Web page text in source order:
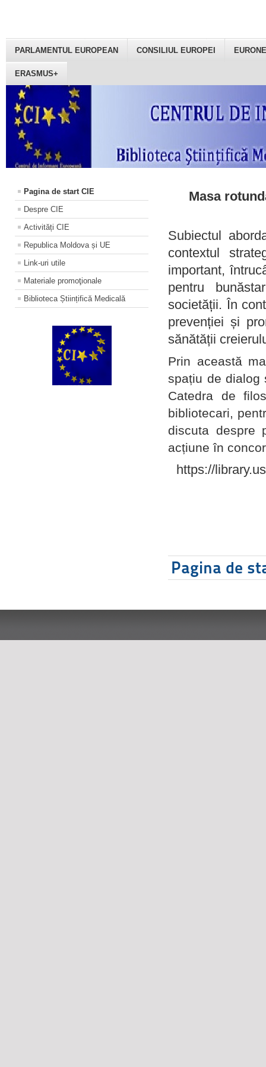
PARLAMENTUL EUROPEAN CONSILIUL EUROPEI
ERASMUS+
Pagina de start CIE
Despre CIE
Activități CIE
Republica Moldova și UE
Link-uri utile
Materiale promoţionale
Biblioteca Științifică Medicală
Masa
Subiectul
contextul
important,
pentru
societății. În
prevenției și
sănătății
Prin această
spațiu de dialog
Catedra de
bibliotecari,
discuta despre
acțiune în
https://
Pagina de